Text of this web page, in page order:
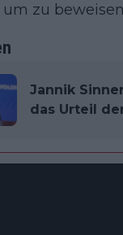
zu
Jannik
das Urteil